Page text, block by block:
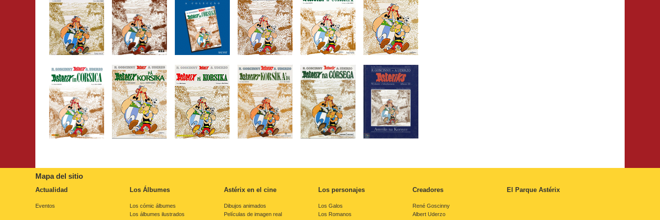
Mapa del sitio
Actualidad
Eventos
Los Álbumes
Los cómic álbumes
Los álbumes ilustrados
Astérix en el cine
Dibujos animados
Películas de imagen real
Los personajes
Los Galos
Los Romanos
Creadores
René Goscinny
Albert Uderzo
El Parque Astérix